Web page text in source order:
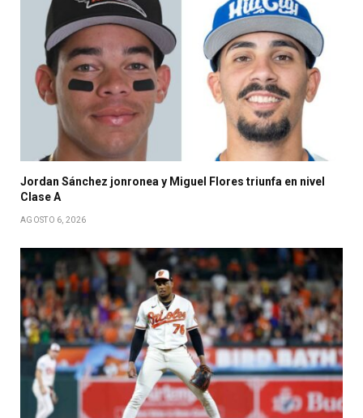
Jordan Sánchez jonronea y Miguel Flores triunfa en nivel
Clase A
AGOSTO 6, 2026